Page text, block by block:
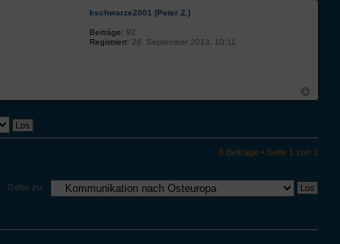
kschwarze2001 (Peter Z.)
Beiträge: 92
Registriert: 26. September 2013, 10:11
6 Beiträge • Seite 1 von 1
Gehe zu: